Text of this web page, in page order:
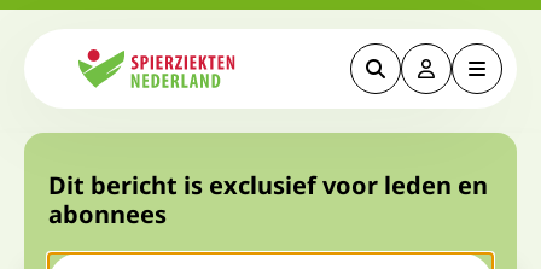
Spierziekten
ZoekenDeze link
Menu
SMA-congres in Orlando: ‘een
onvergetelijke ervaring’
Dit bericht is exclusief voor leden en
abonnees